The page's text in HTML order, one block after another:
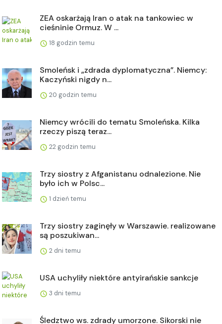
ZEA oskarżają Iran o atak na tankowiec w
cieśninie Ormuz. W ...
18 godzin temu
Smoleńsk i „zdrada dyplomatyczna”. Niemcy:
Kaczyński nigdy n...
20 godzin temu
Niemcy wrócili do tematu Smoleńska. Kilka
rzeczy piszą teraz...
22 godzin temu
Trzy siostry z Afganistanu odnalezione. Nie
było ich w Polsc...
1 dzień temu
Trzy siostry zaginęły w Warszawie. realizowane
są poszukiwan...
2 dni temu
USA uchyliły niektóre antyirańskie sankcje
3 dni temu
Śledztwo ws. zdrady umorzone. Sikorski nie